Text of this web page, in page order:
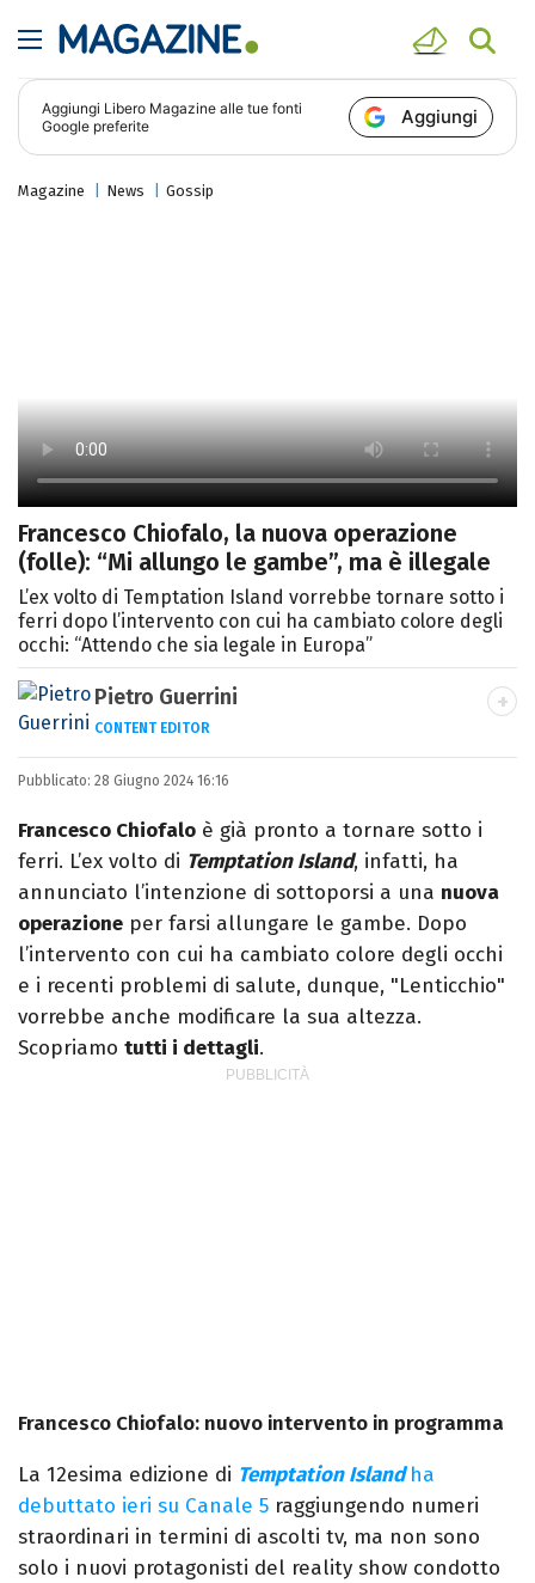
Aggiungi Libero Magazine alle tue fonti
Google preferite
Aggiungi
Magazine News Gossip
Francesco Chiofalo, la nuova operazione
(folle): “Mi allungo le gambe”, ma è illegale
L’ex volto di Temptation Island vorrebbe tornare sotto i
ferri dopo l’intervento con cui ha cambiato colore degli
occhi: “Attendo che sia legale in Europa”
Pietro Guerrini
CONTENT EDITOR
Laurea in Lettere, smania di viaggi e
passione per i cartoni (della pizza e della
Pixar).
Pubblicato: 28 Giugno 2024 16:16
Francesco Chiofalo è già pronto a tornare sotto i
ferri. L’ex volto di Temptation Island, infatti, ha
annunciato l’intenzione di sottoporsi a una nuova
operazione per farsi allungare le gambe. Dopo
l’intervento con cui ha cambiato colore degli occhi
e i recenti problemi di salute, dunque, "Lenticchio"
vorrebbe anche modificare la sua altezza.
Scopriamo tutti i dettagli.
Francesco Chiofalo: nuovo intervento in programma
La 12esima edizione di Temptation Island ha
debuttato ieri su Canale 5 raggiungendo numeri
straordinari in termini di ascolti tv, ma non sono
solo i nuovi protagonisti del reality show condotto